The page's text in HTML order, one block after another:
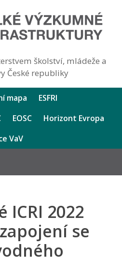
školství, mládeže a
České republiky
mapa
ESFRI
EOSC
Horizont Evropa
VaV
ICRI 2022
se